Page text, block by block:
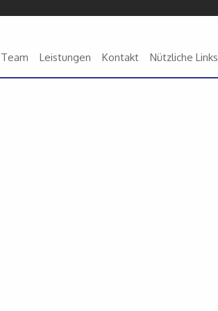
Team Leistungen Kontakt Nützliche Links